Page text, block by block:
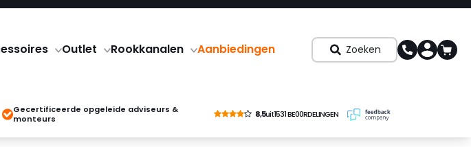
Outlet Rookkanalen Aanbiedingen Zoeken
Gecertificeerde opgeleide adviseurs &
monteurs
8,5uit1531 BE00RDELINGEN